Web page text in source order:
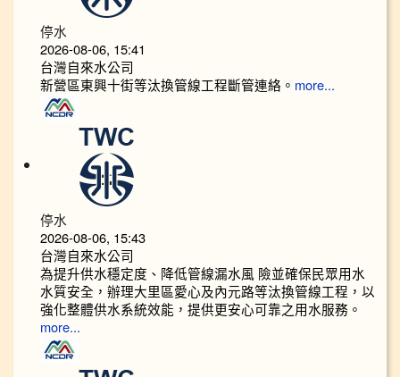
停水
2026-08-06, 15:41
台灣自來水公司
新營區東興十街等汰換管線工程斷管連絡。 more...
停水
2026-08-06, 15:43
台灣自來水公司
為提升供水穩定度、降低管線漏水風 險並確保民眾用水
水質安全，辦理大里區愛心及內元路等汰換管線工程，以
強化整體供水系統效能，提供更安心可靠之用水服務。
more...